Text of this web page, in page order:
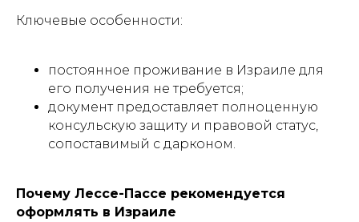
Ключевые особенности:
постоянное проживание в Израиле для
его получения не требуется;
документ предоставляет полноценную
консульскую защиту и правовой статус,
сопоставимый с дарконом.
Почему Лессе-Пассе рекомендуется
оформлять в Израиле